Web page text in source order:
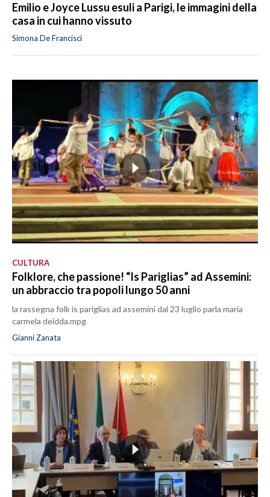
Emilio e Joyce Lussu esuli a Parigi, le immagini della
casa in cui hanno vissuto
Simona De Francisci
CULTURA
Folklore, che passione! “Is Pariglias” ad Assemini:
un abbraccio tra popoli lungo 50 anni
la rassegna folk is pariglias ad assemini dal 23 luglio parla maria
carmela deidda.mpg
Gianni Zanata